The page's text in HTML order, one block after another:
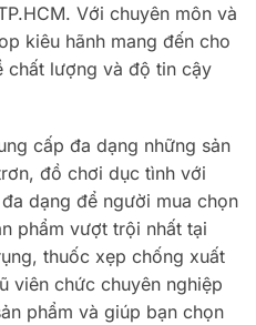
Với chuyên môn và
kiêu hãnh mang đến cho
chất lượng và độ tin cậy
cấp đa dạng những sản
đồ chơi dục tình với
dạng để người mua chọn
phẩm vượt trội nhất tại
thuốc xẹp chống xuất
viên chức chuyên nghiệp
phẩm và giúp bạn chọn